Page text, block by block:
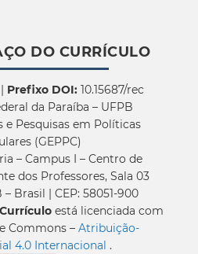
DO CURRÍCULO
Prefixo DOI:10.15687/rec
da Paraíba – UFPB
e Pesquisas em Políticas
(GEPPC)
– Campus I – Centro de
dos Professores, Sala 03
– Brasil | CEP: 58051-900
está licenciada com
Commons – Atribuição-
4.0 Internacional .